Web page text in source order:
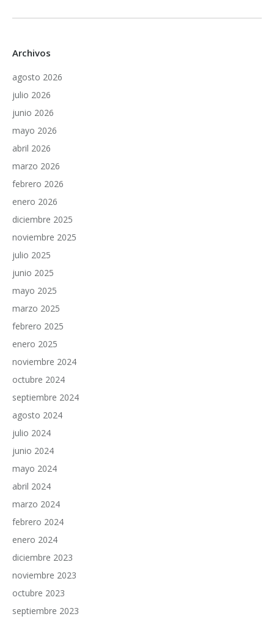
Archivos
agosto 2026
julio 2026
junio 2026
mayo 2026
abril 2026
marzo 2026
febrero 2026
enero 2026
diciembre 2025
noviembre 2025
julio 2025
junio 2025
mayo 2025
marzo 2025
febrero 2025
enero 2025
noviembre 2024
octubre 2024
septiembre 2024
agosto 2024
julio 2024
junio 2024
mayo 2024
abril 2024
marzo 2024
febrero 2024
enero 2024
diciembre 2023
noviembre 2023
octubre 2023
septiembre 2023